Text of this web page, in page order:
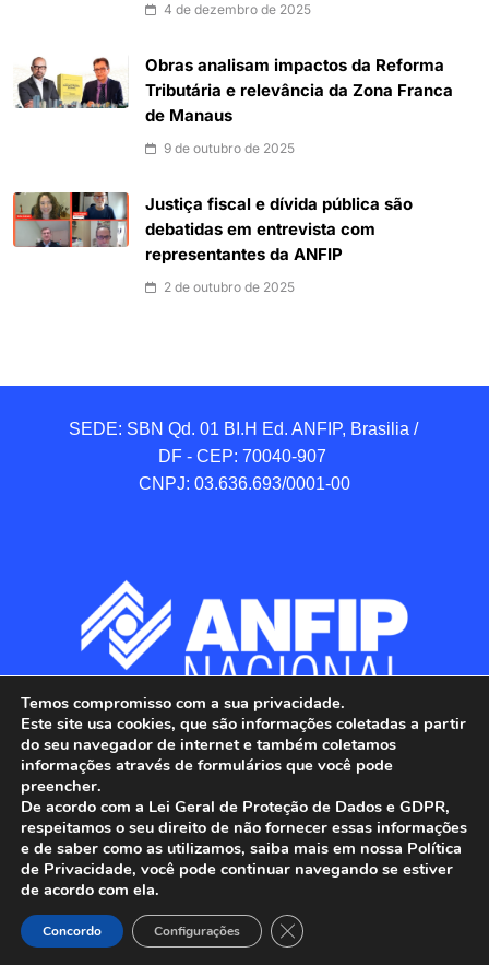
4 de dezembro de 2025
Obras analisam impactos da Reforma
Tributária e relevância da Zona Franca
de Manaus
9 de outubro de 2025
Justiça fiscal e dívida pública são
debatidas em entrevista com
representantes da ANFIP
2 de outubro de 2025
SEDE: SBN Qd. 01 BI.H Ed. ANFIP, Brasilia /
DF - CEP: 70040-907
CNPJ: 03.636.693/0001-00
ANFIP - Associação Nacional dos Auditores
Fiscais da Receita Federal do Brasil.
Todos os Direitos Reservados.
Temos compromisso com a sua privacidade.
Este site usa cookies, que são informações coletadas a partir
do seu navegador de internet e também coletamos
informações através de formulários que você pode
preencher.
De acordo com a Lei Geral de Proteção de Dados e GDPR,
respeitamos o seu direito de não fornecer essas informações
e de saber como as utilizamos, saiba mais em nossa Política
de Privacidade, você pode continuar navegando se estiver
de acordo com ela.
Concordo Configurações Close GDPR Cookie Banner